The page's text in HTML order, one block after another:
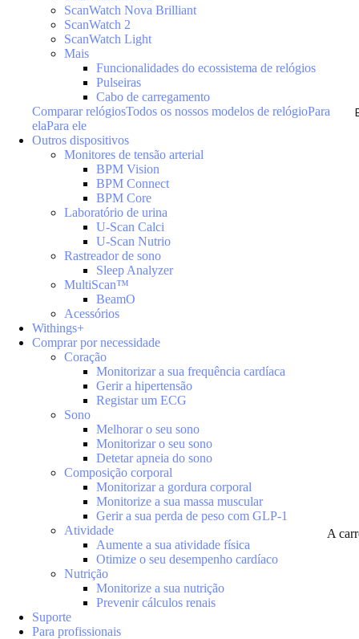
A
ScanWatch Nova Brilliant
ScanWatch 2
ScanWatch Light
Mais
Funcionalidades do ecossistema de relógios
Pulseiras
Cabo de carregamento
Comparar relógiosTodos os nossos modelos de relógioPara
elaPara ele
Outros dispositivos
Monitores de tensão arterial
BPM Vision
BPM Connect
BPM Core
Laboratório de urina
U-Scan Calci
U-Scan Nutrio
Rastreador de sono
Sleep Analyzer
MultiScan™
BeamO
Acessórios
Withings+
Comprar por necessidade
Coração
Monitorizar a sua frequência cardíaca
Gerir a hipertensão
Registar um ECG
Sono
Melhorar o seu sono
Monitorizar o seu sono
Detetar apneia do sono
Composição corporal
Monitorizar a gordura corporal
Monitorize a sua massa muscular
Gerir a sua perda de peso com GLP-1
Atividade
Aumente a sua atividade física
Otimize o seu desempenho cardíaco
Nutrição
Monitorize a sua nutrição
Prevenir cálculos renais
Suporte
Para profissionais